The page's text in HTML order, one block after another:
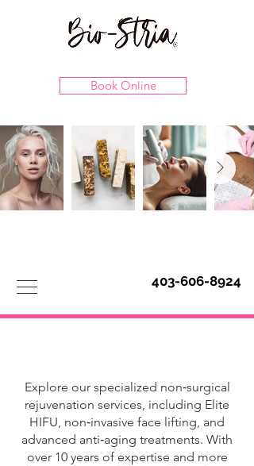
Book Online
403-606-8924
Explore our specialized non‑surgical
rejuvenation services, including Elite
HIFU, non‑invasive face lifting, and
advanced anti‑aging treatments. With
over 10 years of expertise and more